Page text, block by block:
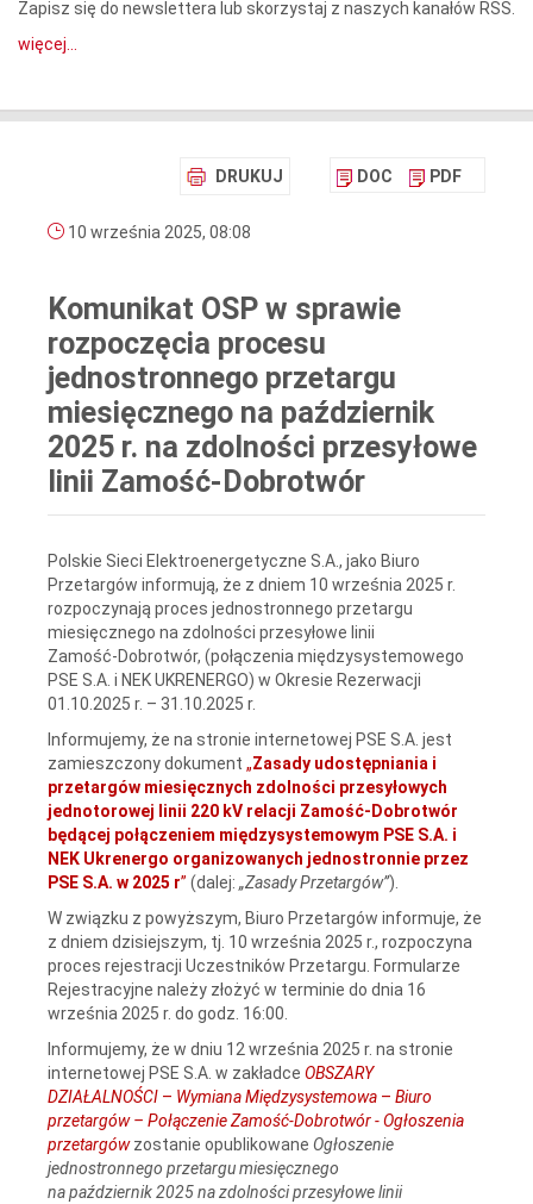
Zapisz się do newslettera lub skorzystaj z naszych kanałów RSS.
więcej...
DRUKUJ DOC PDF
10 września 2025, 08:08
Komunikat OSP w sprawie
rozpoczęcia procesu
jednostronnego przetargu
miesięcznego na październik
2025 r. na zdolności przesyłowe
linii Zamość-Dobrotwór
Polskie Sieci Elektroenergetyczne S.A., jako Biuro
Przetargów informują, że z dniem 10 września 2025 r.
rozpoczynają proces jednostronnego przetargu
miesięcznego na zdolności przesyłowe linii
Zamość‑Dobrotwór, (połączenia międzysystemowego
PSE S.A. i NEK UKRENERGO) w Okresie Rezerwacji
01.10.2025 r. – 31.10.2025 r.
Informujemy, że na stronie internetowej PSE S.A. jest
zamieszczony dokument „Zasady udostępniania i
przetargów miesięcznych zdolności przesyłowych
jednotorowej linii 220 kV relacji Zamość‑Dobrotwór
będącej połączeniem międzysystemowym PSE S.A. i
NEK Ukrenergo organizowanych jednostronnie przez
PSE S.A. w 2025 r” (dalej: „Zasady Przetargów”).
W związku z powyższym, Biuro Przetargów informuje, że
z dniem dzisiejszym, tj. 10 września 2025 r., rozpoczyna
proces rejestracji Uczestników Przetargu. Formularze
Rejestracyjne należy złożyć w terminie do dnia 16
września 2025 r. do godz. 16:00.
Informujemy, że w dniu 12 września 2025 r. na stronie
internetowej PSE S.A. w zakładce OBSZARY
DZIAŁALNOŚCI – Wymiana Międzysystemowa – Biuro
przetargów – Połączenie Zamość-Dobrotwór - Ogłoszenia
przetargówzostanie opublikowane Ogłoszenie
jednostronnego przetargu miesięcznego
na październik 2025 na zdolności przesyłowe linii